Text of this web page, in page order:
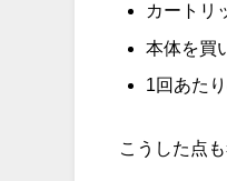
カートリ
本体を買
1回あた
こうした点